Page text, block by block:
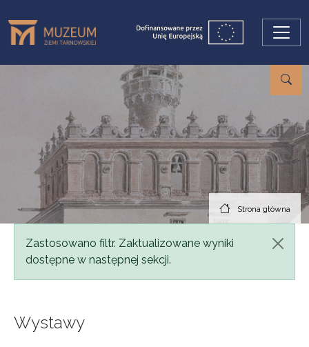
Strona główna
Komunikat
Zastosowano filtr. Zaktualizowane wyniki
dostępne w następnej sekcji.
Wystawy